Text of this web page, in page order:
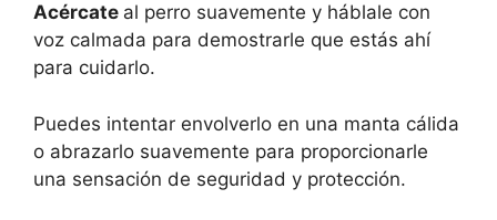
Acércate al perro suavemente y háblale con
voz calmada para demostrarle que estás ahí
para cuidarlo.
Puedes intentar envolverlo en una manta cálida
o abrazarlo suavemente para proporcionarle
una sensación de seguridad y protección.